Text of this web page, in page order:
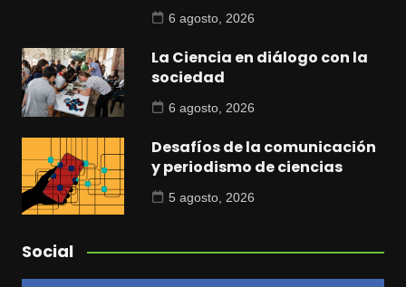
6 agosto, 2026
La Ciencia en diálogo con la
sociedad
6 agosto, 2026
Desafíos de la comunicación
y periodismo de ciencias
5 agosto, 2026
Social